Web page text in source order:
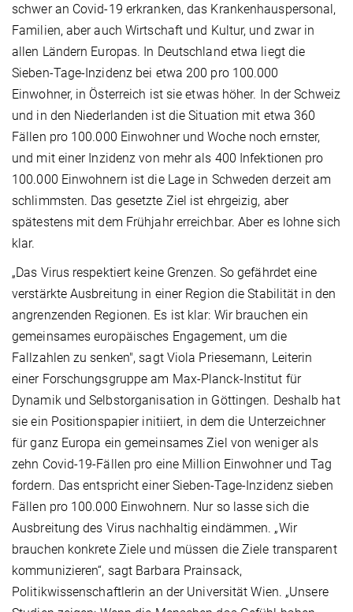
schwer an Covid-19 erkranken, das Krankenhauspersonal,
Familien, aber auch Wirtschaft und Kultur, und zwar in
allen Ländern Europas. In Deutschland etwa liegt die
Sieben-Tage-Inzidenz bei etwa 200 pro 100.000
Einwohner, in Österreich ist sie etwas höher. In der Schweiz
und in den Niederlanden ist die Situation mit etwa 360
Fällen pro 100.000 Einwohner und Woche noch ernster,
und mit einer Inzidenz von mehr als 400 Infektionen pro
100.000 Einwohnern ist die Lage in Schweden derzeit am
schlimmsten. Das gesetzte Ziel ist ehrgeizig, aber
spätestens mit dem Frühjahr erreichbar. Aber es lohne sich
klar.
„Das Virus respektiert keine Grenzen. So gefährdet eine
verstärkte Ausbreitung in einer Region die Stabilität in den
angrenzenden Regionen. Es ist klar: Wir brauchen ein
gemeinsames europäisches Engagement, um die
Fallzahlen zu senken", sagt Viola Priesemann, Leiterin
einer Forschungsgruppe am Max-Planck-Institut für
Dynamik und Selbstorganisation in Göttingen. Deshalb hat
sie ein Positionspapier initiiert, in dem die Unterzeichner
für ganz Europa ein gemeinsames Ziel von weniger als
zehn Covid-19-Fällen pro eine Million Einwohner und Tag
fordern. Das entspricht einer Sieben-Tage-Inzidenz sieben
Fällen pro 100.000 Einwohnern. Nur so lasse sich die
Ausbreitung des Virus nachhaltig eindämmen. „Wir
brauchen konkrete Ziele und müssen die Ziele transparent
kommunizieren“, sagt Barbara Prainsack,
Politikwissenschaftlerin an der Universität Wien. „Unsere